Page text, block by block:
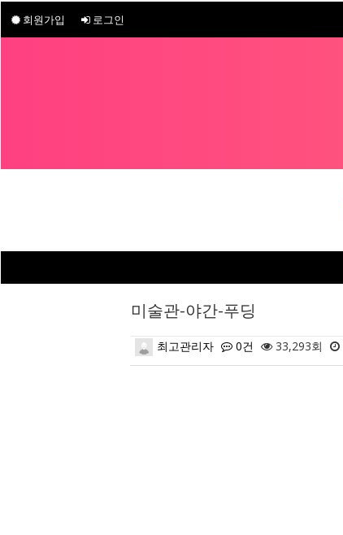
회원가입 로그인
미술관-야간-푸딩
최고관리자 0건 33,293회